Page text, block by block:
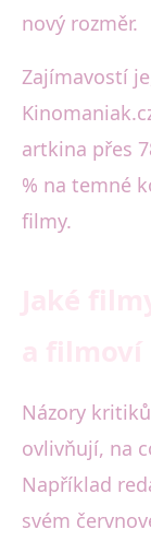
nový rozměr.
Zajímavostí
artkina přes
% na temné
filmy.
Názory
ovlivňují, na
Například
svém